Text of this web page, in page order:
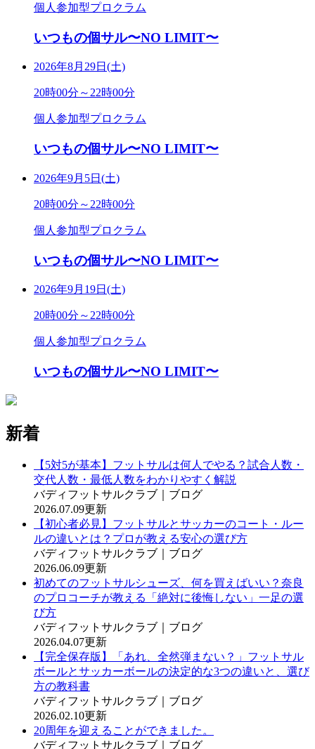
個人参加型プロクラム
いつもの個サル〜NO LIMIT〜
2026年8月29日(土)
20時00分～22時00分
個人参加型プロクラム
いつもの個サル〜NO LIMIT〜
2026年9月5日(土)
20時00分～22時00分
個人参加型プロクラム
いつもの個サル〜NO LIMIT〜
2026年9月19日(土)
20時00分～22時00分
個人参加型プロクラム
いつもの個サル〜NO LIMIT〜
新着
【5対5が基本】フットサルは何人でやる？試合人数・
交代人数・最低人数をわかりやすく解説
バディフットサルクラブ｜ブログ
2026.07.09更新
【初心者必見】フットサルとサッカーのコート・ルー
ルの違いとは？プロが教える安心の選び方
バディフットサルクラブ｜ブログ
2026.06.09更新
初めてのフットサルシューズ、何を買えばいい？奈良
のプロコーチが教える「絶対に後悔しない」一足の選
び方
バディフットサルクラブ｜ブログ
2026.04.07更新
【完全保存版】「あれ、全然弾まない？」フットサル
ボールとサッカーボールの決定的な3つの違いと、選び
方の教科書
バディフットサルクラブ｜ブログ
2026.02.10更新
20周年を迎えることができました。
バディフットサルクラブ｜ブログ